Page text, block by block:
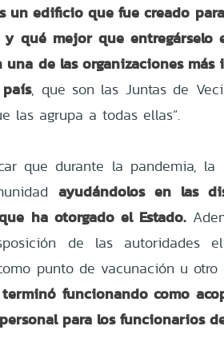
un edificio que fue creado
y qué mejor que
una de las organizaciones
, que son las Juntas de
las agrupa a todas ellas”.
que durante la pandemia,
ayudándolos en las
ha otorgado el Estado.
de las autoridades
punto de vacunación u
funcionando como
para los funcionarios